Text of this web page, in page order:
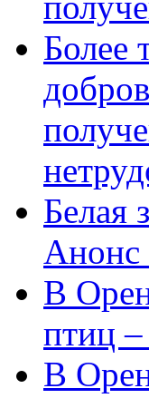
Более
Белая
Анонс
В
птиц
В